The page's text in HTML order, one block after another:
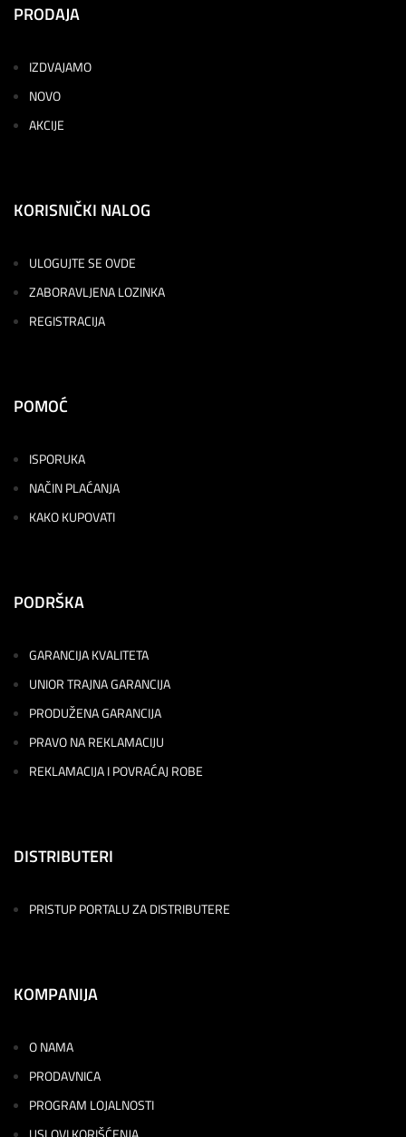
PRODAJA
IZDVAJAMO
NOVO
AKCIJE
KORISNIČKI NALOG
ULOGUJTE SE OVDE
ZABORAVLJENA LOZINKA
REGISTRACIJA
POMOĆ
ISPORUKA
NAČIN PLAĆANJA
KAKO KUPOVATI
PODRŠKA
GARANCIJA KVALITETA
UNIOR TRAJNA GARANCIJA
PRODUŽENA GARANCIJA
PRAVO NA REKLAMACIJU
REKLAMACIJA I POVRAĆAJ ROBE
DISTRIBUTERI
PRISTUP PORTALU ZA DISTRIBUTERE
KOMPANIJA
O NAMA
PRODAVNICA
PROGRAM LOJALNOSTI